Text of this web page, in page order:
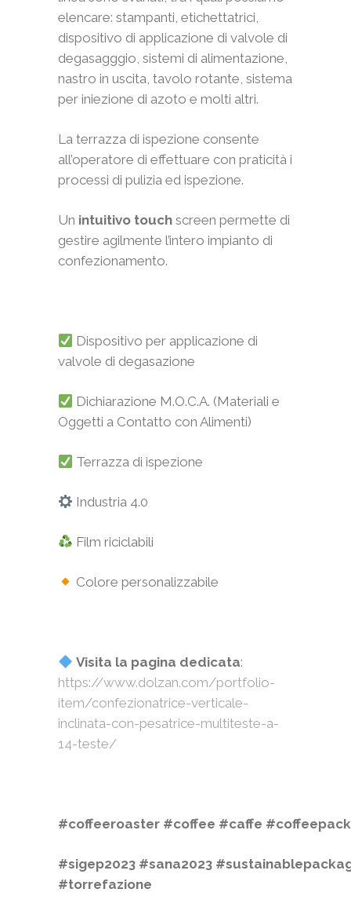
elencare: stampanti, etichettatrici,
dispositivo di applicazione di valvole di
degasagggio, sistemi di alimentazione,
nastro in uscita, tavolo rotante, sistema
per iniezione di azoto e molti altri.
La terrazza di ispezione consente
all’operatore di effettuare con praticità i
processi di pulizia ed ispezione.
Un intuitivo touch screen permette di
gestire agilmente l’intero impianto di
confezionamento.
Dispositivo per applicazione di
valvole di degasazione
Dichiarazione M.O.C.A. (Materiali e
Oggetti a Contatto con Alimenti)
Terrazza di ispezione
Industria 4.0
Film riciclabili
Colore personalizzabile
Visita la pagina dedicata:
https://www.dolzan.com/portfolio-
item/confezionatrice-verticale-
inclinata-con-pesatrice-multiteste-a-
14-teste/
#coffeeroaster #coffee #caffe
#sigep2023 #sana2023
#torrefazione